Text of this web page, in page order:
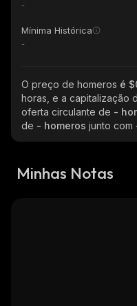
-
Mínima Histórica
-
O preço de homeros é
horas, e a capitalização
oferta circulante de -
de - homeros junto com
Minhas Notas